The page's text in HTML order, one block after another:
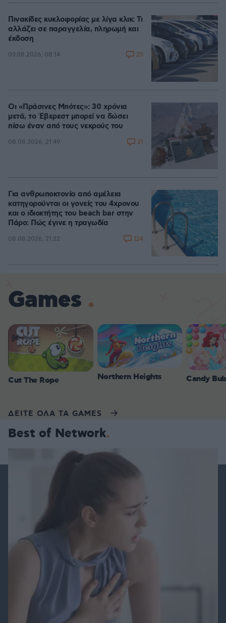
Πινακίδες κυκλοφορίας με λίγα κλικ: Τι
αλλάζει σε παραγγελία, πληρωμή και
έκδοση
09.08.2026, 08:14 25
Οι «Πράσινες Μπότες»: 30 χρόνια
μετά, το Έβερεστ μπορεί να δώσει
πίσω έναν από τους νεκρούς του
08.08.2026, 21:49 21
Για ανθρωποκτονία από αμέλεια
κατηγορούνται οι γονείς του 4χρονου
και ο ιδιοκτήτης του beach bar στην
Πάρο: Πώς έγινε η τραγωδία
08.08.2026, 21:22 124
Games
Cut The Rope Northern Heights Candy
ΔΕΙΤΕ ΟΛΑ ΤΑ GAMES
Best of Network